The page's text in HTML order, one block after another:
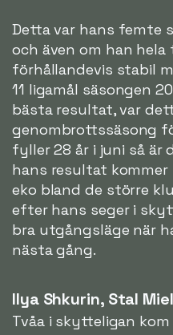
Detta var hans femte
och även om han
förhållandevis stabil
11 ligamål säsongen
bästa resultat, var
genombrottssäsong
fyller 28 år i juni så är
hans resultat
eko bland de större
efter hans seger i
bra utgångsläge när
nästa gång.
Ilya Shkurin, Stal
Tvåa i skytteligan